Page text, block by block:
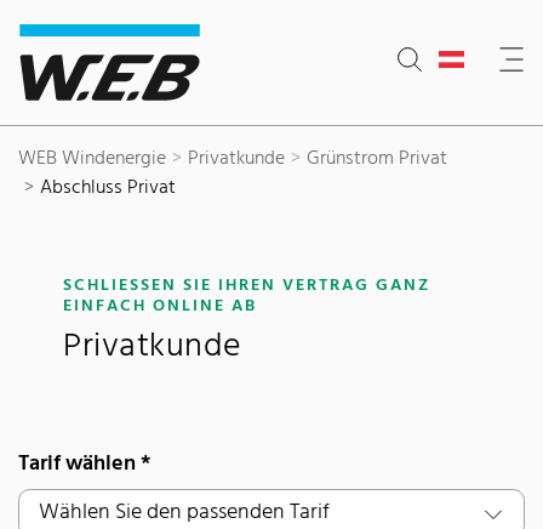
Inhaltsbereich
Suche
Hauptnavigation
Kontakt
Footer
WEB Windenergie Privatkunde
Grünstrom Privat
Abschluss Privat
SCHLIESSEN SIE IHREN VERTRAG GANZ E
INFACH ONLINE AB
Privatkunde
Tarif wählen *
Tarif wählen